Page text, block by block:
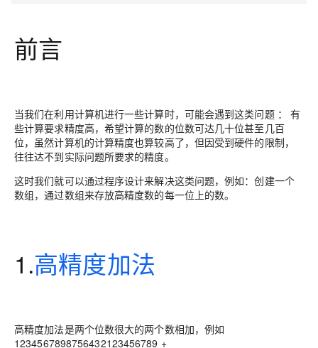
前言
当我们在利用计算机进行一些计算时，可能会遇到这类问题 ： 有
些计算要求精度高，希望计算的数的位数可达几十位甚至几百
位，虽然计算机的计算精度也算较高了，但因受到硬件的限制，
往往达不到实际问题所要求的精度。
这时我们就可以通过程序设计来解决这类问题，例如：创建一个
数组，通过数组来存放高精度数的每一位上的数。
1.高精度加法
高精度加法是两个位数很大的两个数相加，例如
1234567898756432123456789 +